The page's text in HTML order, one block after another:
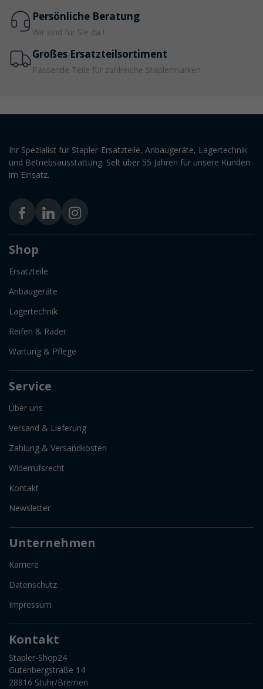
Persönliche Beratung
Wir sind für Sie da !
Großes Ersatzteilsortiment
Passende Teile für zahlreiche Staplermarken
Ihr Spezialist für Stapler-Ersatzteile, Anbaugeräte, Lagertechnik
und Betriebsausstattung. Selt über 55 Jahren für unsere Kunden
im Einsatz.
Shop
Ersatzteile
Anbaugeräte
Lagertechnik
Reifen & Räder
Wartung & Pflege
Service
Über uns
Versand & Lieferung
Zahlung & Versandkosten
Widerrufsrecht
Kontakt
Newsletter
Unternehmen
Karriere
Datenschutz
Impressum
Kontakt
Stapler-Shop24
Gutenbergstraße 14
28816 Stuhr/Bremen